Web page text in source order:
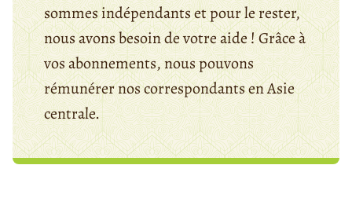
sommes indépendants et pour le rester,
nous avons besoin de votre aide ! Grâce à
vos abonnements, nous pouvons
rémunérer nos correspondants en Asie
centrale.